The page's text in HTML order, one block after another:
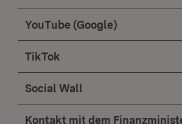
YouTube (Google)
TikTok
Social Wall
Kontakt mit dem